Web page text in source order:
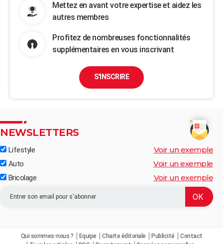
Mettez en avant votre expertise et aidez les
autres membres
Profitez de nombreuses fonctionnalités
supplémentaires en vous inscrivant
S'INSCRIRE
NEWSLETTERS
Lifestyle Voir un exemple
Auto Voir un exemple
Bricolage Voir un exemple
Qui sommes-nous ? Equipe Charte éditoriale Publicité
Contact